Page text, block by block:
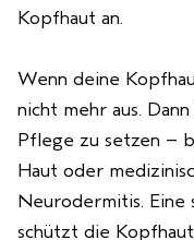
Kopfhaut an.
Wenn deine
nicht mehr aus.
Pflege zu setzen –
Haut oder
Neurodermitis. Eine
schützt die